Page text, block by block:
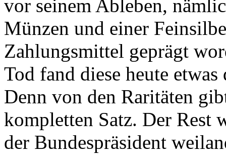
vor seinem Ableben,
Münzen und einer
Zahlungsmittel geprägt
Tod fand diese heute
Denn von den Raritäten
kompletten Satz. Der Rest
der Bundespräsident